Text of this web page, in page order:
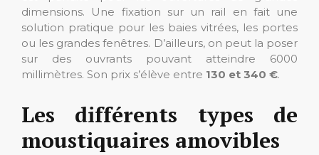
dimensions. Une fixation sur un rail en fait une
solution pratique pour les baies vitrées, les portes
ou les grandes fenêtres. D’ailleurs, on peut la poser
sur des ouvrants pouvant atteindre 6000
millimètres. Son prix s’élève entre 130 et 340 €.
Les différents types de
moustiquaires amovibles